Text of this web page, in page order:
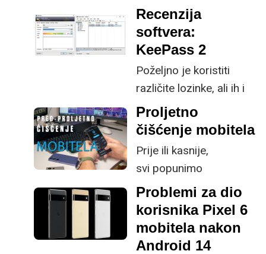
industrijskih hala i
laboratorija u
svakodnevni život — od
i autonomnih vozila do
kućnih robota, dronova i
humanoidnih sustava.
Kako roboti postaju sve
autonomniji i povezaniji,
raste i pitanje njihove
sigurnosti. Za razliku od
klasičnih IT sustava,
robotika je tzv. cyber-
physical domena:
Recenzija
softvera:
KeePass 2
Poželjno je koristiti
različite lozinke, ali ih i
negdje pohraniti.
Proljetno
čišćenje mobitela
Prije ili kasnije,
svi popunimo
svaki megabajt pohrane
na našim
uređajima. Čišćenje
nije najzabavniji
Problemi za dio
korisnika Pixel 6
mobitela nakon
Android 14